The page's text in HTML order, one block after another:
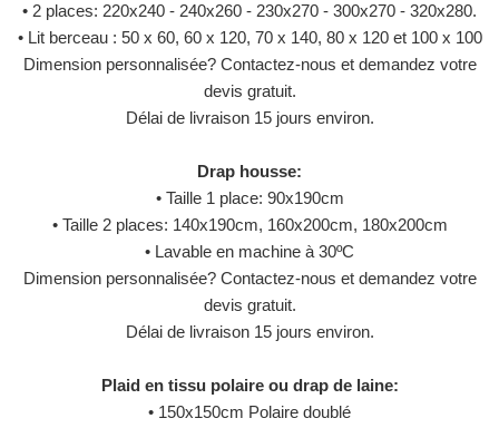
• 2 places: 220x240 - 240x260 - 230x270 - 300x270 - 320x280.
• Lit berceau : 50 x 60, 60 x 120, 70 x 140, 80 x 120 et 100 x 100
Dimension personnalisée? Contactez-nous et demandez votre
devis gratuit.
Délai de livraison 15 jours environ.
Drap housse:
• Taille 1 place: 90x190cm
• Taille 2 places: 140x190cm, 160x200cm, 180x200cm
• Lavable en machine à 30ºC
Dimension personnalisée? Contactez-nous et demandez votre
devis gratuit.
Délai de livraison 15 jours environ.
Plaid en tissu polaire ou drap de laine:
• 150x150cm Polaire doublé